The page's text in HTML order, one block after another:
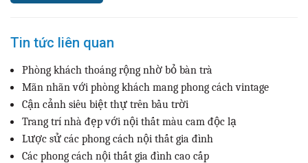
Tin tức liên quan
Phòng khách thoáng rộng nhờ bỏ bàn trà
Mãn nhãn với phòng khách mang phong cách vintage
Cận cảnh siêu biệt thự trên bầu trời
Trang trí nhà đẹp với nội thất màu cam độc lạ
Lược sử các phong cách nội thất gia đình
Các phong cách nội thất gia đình cao cấp